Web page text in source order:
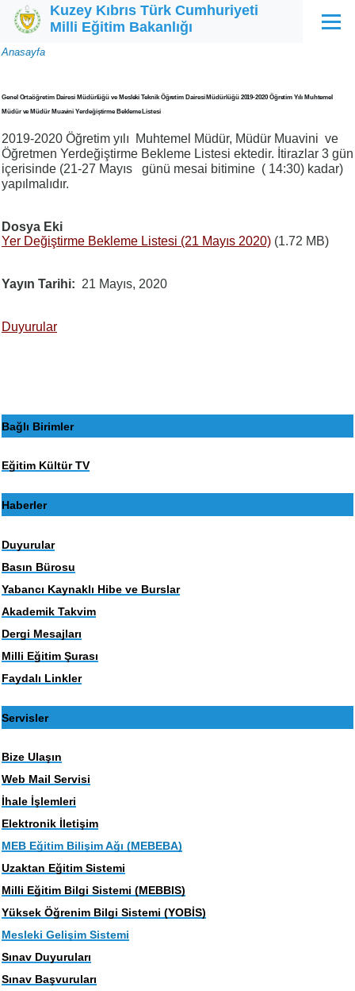
Ana içeriğe atla
Kuzey Kıbrıs Türk Cumhuriyeti
Milli Eğitim Bakanlığı
Menü
Sayfa
Anasayfa
Genel Ortaöğretim Dairesi Müdürlüğü ve Mesleki Teknik Öğretim Dairesi Müdürlüğü 2019-2020 Öğretim Yılı Muhtemel
Müdür ve Müdür Muavini Yerdeğiştirme Bekleme Listesi
2019-2020 Öğretim yılı Muhtemel Müdür, Müdür Muavini ve
Öğretmen Yerdeğiştirme Bekleme Listesi ektedir. İtirazlar 3 gün
içerisinde (21-27 Mayıs günü mesai bitimine ( 14:30) kadar)
yapılmalıdır.
Dosya Eki
Yer Değiştirme Bekleme Listesi (21 Mayıs 2020) (1.72 MB)
Yayın Tarihi 21 Mayıs, 2020
Duyurular
Bağlı Birimler
Eğitim Kültür TV
Haberler
Duyurular
Basın Bürosu
Yabancı Kaynaklı Hibe ve Burslar
Akademik Takvim
Dergi Mesajları
Milli Eğitim Şurası
Faydalı Linkler
Servisler
Bize Ulaşın
Web Mail Servisi
İhale İşlemleri
Elektronik İletişim
MEB Eğitim Bilişim Ağı (MEBEBA)
Uzaktan Eğitim Sistemi
Milli Eğitim Bilgi Sistemi (MEBBIS)
Yüksek Öğrenim Bilgi Sistemi (YOBİS)
Mesleki Gelişim Sistemi
Sınav Duyuruları
Sınav Başvuruları